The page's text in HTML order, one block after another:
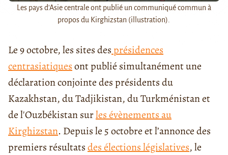
Les pays d'Asie centrale ont publié un communiqué commun à
propos du Kirghizstan (illustration).
Le 9 octobre, les sites desprésidences
centrasiatiquesont publié simultanément une
déclaration conjointe des présidents du
Kazakhstan, du Tadjikistan, du Turkménistan et
de l'Ouzbékistan surles évènements au
Kirghizstan. Depuis le 5 octobre et l’annonce des
premiers résultatsdes élections législatives, le